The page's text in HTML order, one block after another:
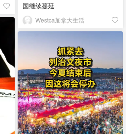
国继续蔓延
Westca加拿大生活